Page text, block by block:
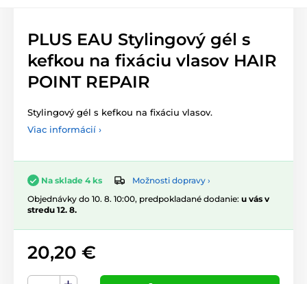
PLUS EAU Stylingový gél s
kefkou na fixáciu vlasov HAIR
POINT REPAIR
Stylingový gél s kefkou na fixáciu vlasov.
Viac informácií ›
Na sklade 4 ks
Možnosti dopravy ›
Objednávky do 10. 8. 10:00, predpokladané dodanie: u vás v
stredu 12. 8.
20,20 €